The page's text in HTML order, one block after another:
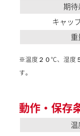
期待
キャッ
重
※温度２０℃、湿度
す。
動作・保存
温